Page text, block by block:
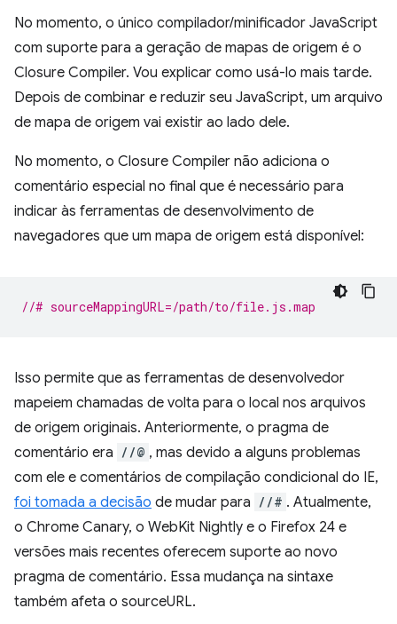
No momento, o único compilador/minificador JavaScript
com suporte para a geração de mapas de origem é o
Closure Compiler. Vou explicar como usá-lo mais tarde.
Depois de combinar e reduzir seu JavaScript, um arquivo
de mapa de origem vai existir ao lado dele.
No momento, o Closure Compiler não adiciona o
comentário especial no final que é necessário para
indicar às ferramentas de desenvolvimento de
navegadores que um mapa de origem está disponível:
//# sourceMappingURL=/path/to/file.js.map
Isso permite que as ferramentas de desenvolvedor
mapeiem chamadas de volta para o local nos arquivos
de origem originais. Anteriormente, o pragma de
comentário era //@ , mas devido a alguns problemas
com ele e comentários de compilação condicional do IE,
foi tomada a decisão de mudar para //# . Atualmente,
o Chrome Canary, o WebKit Nightly e o Firefox 24 e
versões mais recentes oferecem suporte ao novo
pragma de comentário. Essa mudança na sintaxe
também afeta o sourceURL.